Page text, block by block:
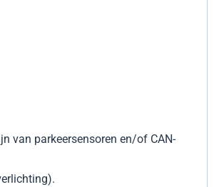
van parkeersensoren en/of CAN-